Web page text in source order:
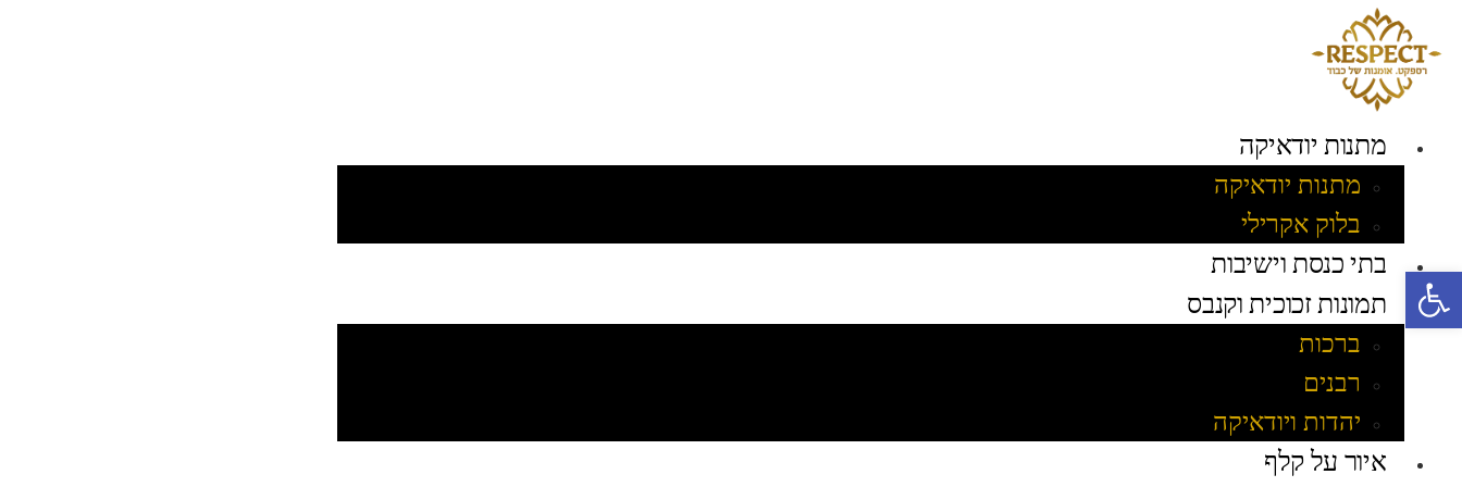
מתנות יודאיקה
מתנות יודאיקה
בלוק אקרילי
בתי כנסת וישיבות
תמונות זכוכית וקנבס
ברכות
רבנים
יהדות ויודאיקה
איור על קלף
פתח סרגל נגישות